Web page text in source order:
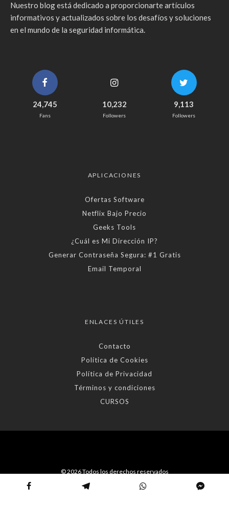
Nuestro blog está dedicado a proporcionarte artículos
informativos y actualizados sobre los desafíos y soluciones
en el mundo de la seguridad informática.
24,745
Fans
10,232
Followers
9,113
Followers
APLICACIONES
Ofertas Software
Netflix Bajo Precio
Geeks Tools
¿Cuál es Mi Dirección IP?
Generar Contraseña Segura: #1 Gratis
Email Temporal
ENLACES ÚTILES
Contacto
Política de Cookies
Política de Privacidad
Términos y condiciones
CURSOS
© 2026 Todos los derechos reservados